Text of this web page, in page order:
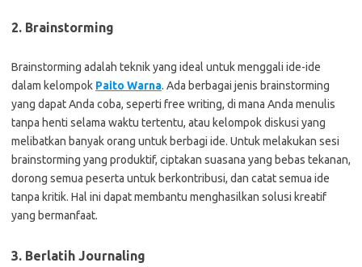
2. Brainstorming
Brainstorming adalah teknik yang ideal untuk menggali ide-ide
dalam kelompok Paito Warna. Ada berbagai jenis brainstorming
yang dapat Anda coba, seperti free writing, di mana Anda menulis
tanpa henti selama waktu tertentu, atau kelompok diskusi yang
melibatkan banyak orang untuk berbagi ide. Untuk melakukan sesi
brainstorming yang produktif, ciptakan suasana yang bebas tekanan,
dorong semua peserta untuk berkontribusi, dan catat semua ide
tanpa kritik. Hal ini dapat membantu menghasilkan solusi kreatif
yang bermanfaat.
3. Berlatih Journaling